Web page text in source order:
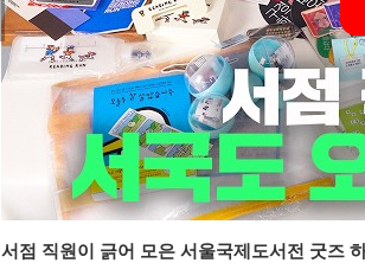
서점 직원이 긁어 모은 서울국제도서전 굿즈